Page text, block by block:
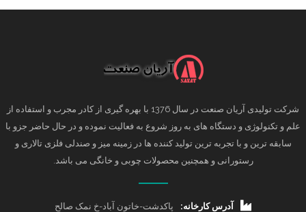
شرکت تولیدی آریان صنعت در سال 1376 با بهره گیری از کادر مجرب و استفاده از
علم و تکنولوژی و دستگاه های به روز شروع به فعالیت نموده و در حال حاضر جزو با
سابقه ترین و با تجربه ترین تولید کننده ها در زمینه میز و صندلی فلزی تالاری و
رستورانی و همچنین محصولات چوبی و خانگی می باشد.
آدرس کارخانه: پاکدشت-خاتون آباد-خ نمک صالح